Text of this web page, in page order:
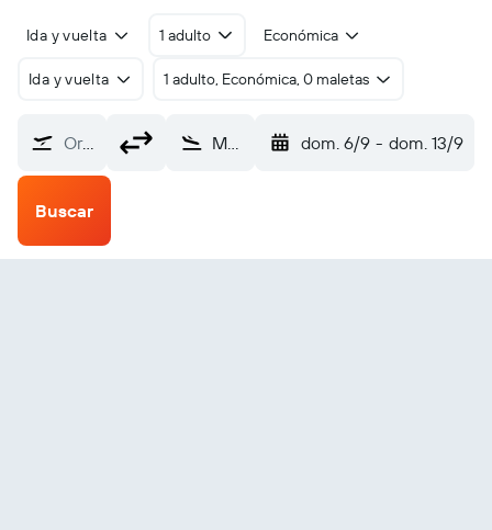
Ida y vuelta 1 adulto Económica
Ida y vuelta 1 adulto, Económica, 0 maletas
Origen Malindi (MYD) dom. 6/9 - dom. 13/9
Buscar